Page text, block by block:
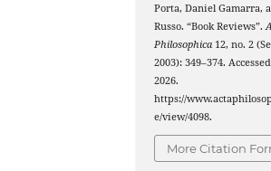
Porta, Daniel Gamarra,
Russo. “Book Reviews”.
Philosophica 12, no. 2
2003): 349–374.
2026.
https://
e/view/4098.
More Citation